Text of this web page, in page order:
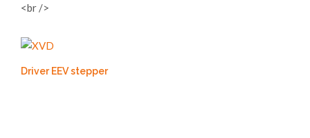
<br />
Driver EEV stepper